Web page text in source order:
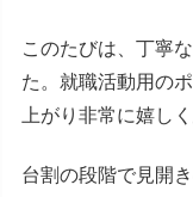
このたびは、丁寧
た。就職活動用の
上がり非常に嬉し
台割の段階で見開